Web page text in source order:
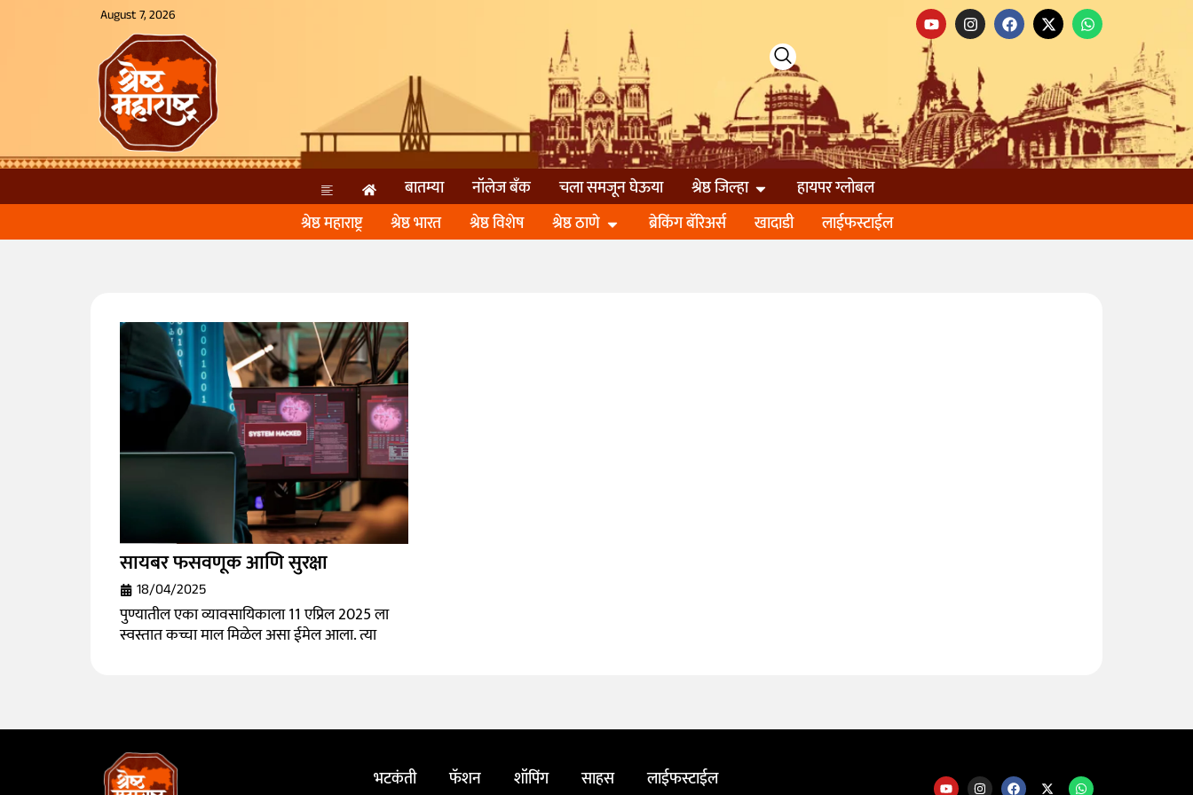
August 7, 2026
बातम्या नॉलेज बॅंक चला समजून घेऊया श्रेष्ठ जिल्हा
हायपर ग्लोबल
श्रेष्ठ महाराष्ट्र
श्रेष्ठ भारत श्रेष्ठ विशेष श्रेष्ठ ठाणे ब्रेकिंग बॅरिअर्स खादाडी लाईफस्टाईल
सायबर फसवणूक आणि सुरक्षा
18/04/2025
पुण्यातील एका व्यावसायिकाला 11 एप्रिल 2025 ला
स्वस्तात कच्चा माल मिळेल असा ईमेल आला. त्या
भटकंती फॅशन शॉपिंग साहस लाईफस्टाईल